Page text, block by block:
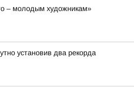
– молодым художникам»
установив два рекорда